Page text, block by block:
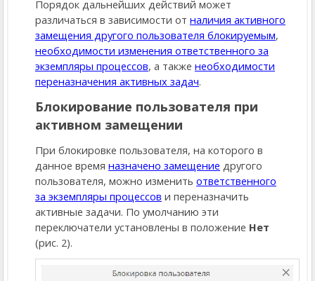
Порядок дальнейших действий может
различаться в зависимости от наличия активного
замещения другого пользователя блокируемым,
необходимости изменения ответственного за
экземпляры процессов, а также необходимости
переназначения активных задач.
Блокирование пользователя при
активном замещении
При блокировке пользователя, на которого в
данное время назначено замещение другого
пользователя, можно изменить ответственного
за экземпляры процессов и переназначить
активные задачи. По умолчанию эти
переключатели установлены в положение Нет
(рис. 2).